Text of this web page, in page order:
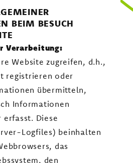
BEIM BESUCH
Verarbeitung:
Website zugreifen, d.h.,
registrieren oder
übermitteln,
Informationen
Diese
Logfiles) beinhalten
das
den